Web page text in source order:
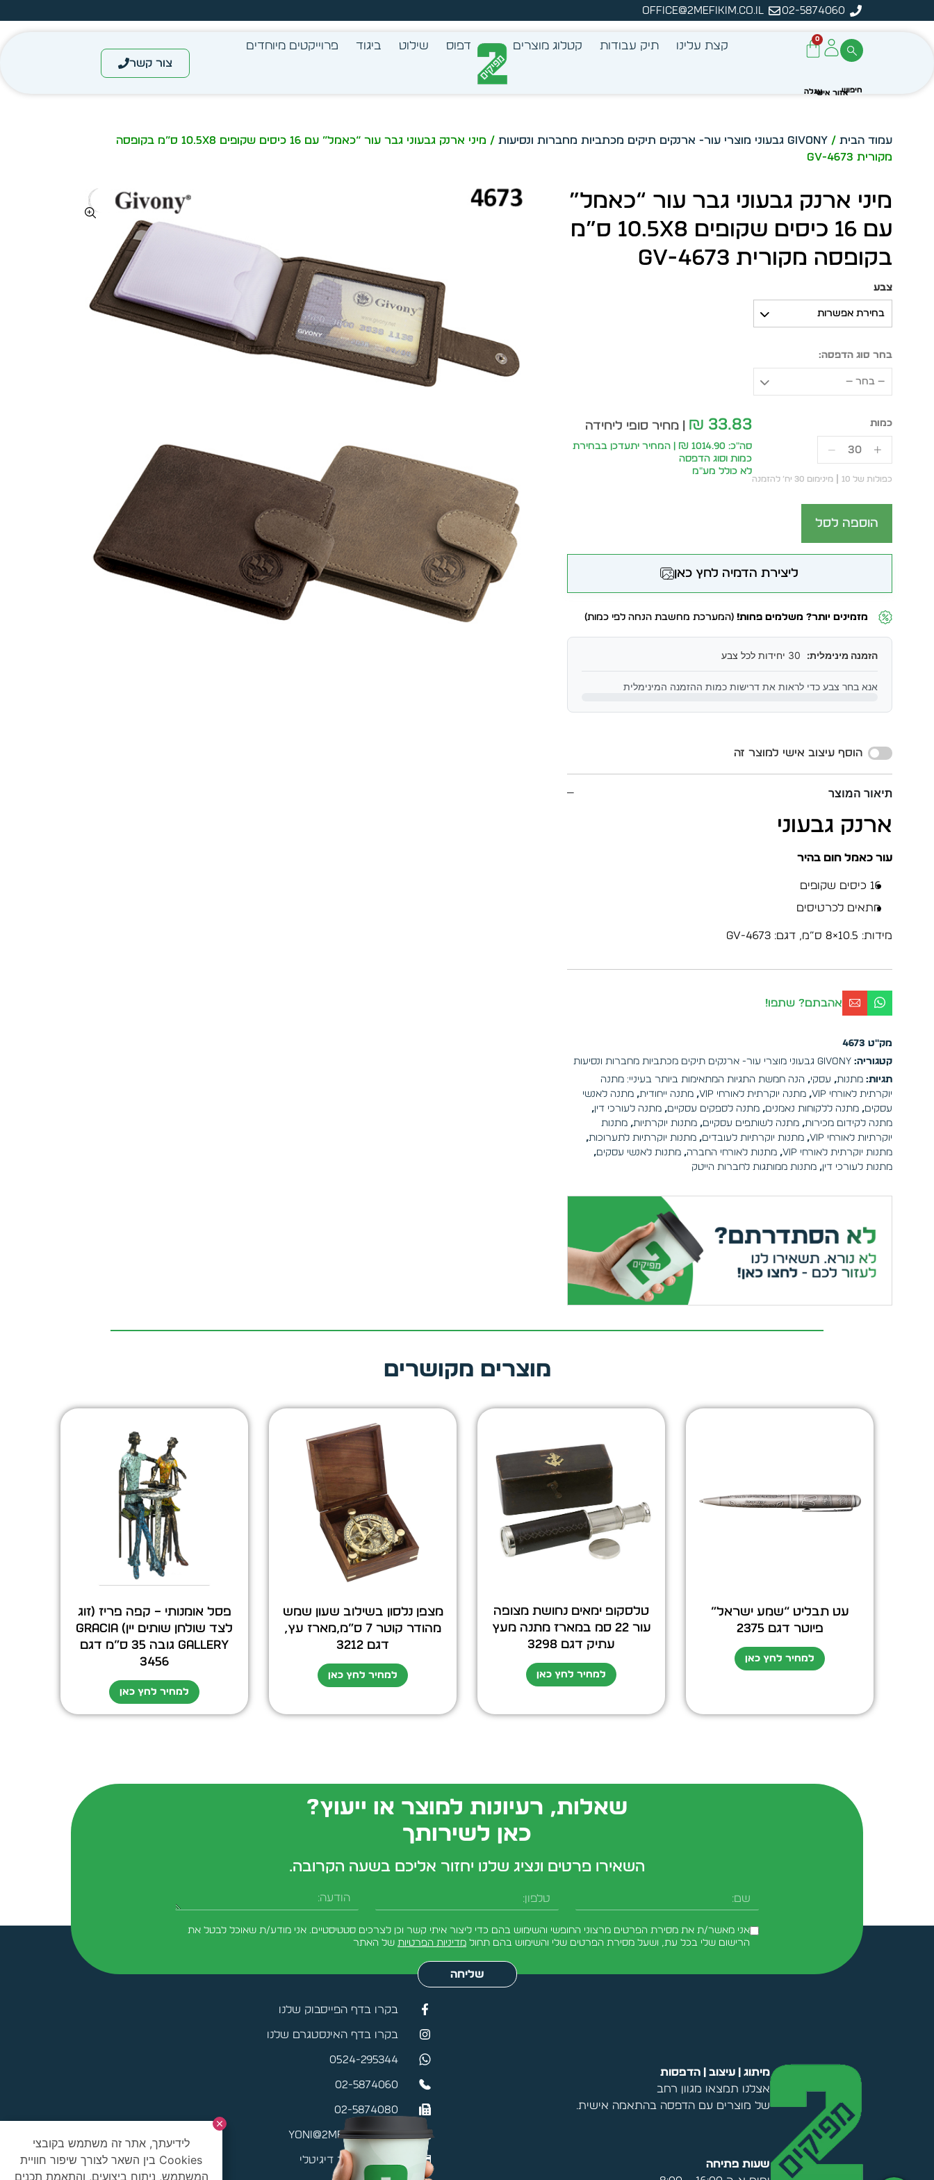
02-5874060
office@2mefikim.co.il
מיידית מתוך מלאי קיים
עצב בעצמך - הכן הדמייה לכל פריט בקלות מחיר מיידי- מותאם לפי כמות
0
קצת עלינו תיק עבודות קטלוג מוצרים דפוס שילוט ביגוד פרוייקטים מיוחדים
צור קשר
עמוד הבית /Givony גבעוני מוצרי עור- ארנקים תיקים מכתביות מחברות ונסיעות
/ מיני ארנק גבעוני גבר עור “כאמל” עם 16 כיסים שקופים 10.5X8 ס”מ בקופסה
מקורית GV-4673
מיני ארנק גבעוני גבר עור “כאמל”
עם 16 כיסים שקופים 10.5X8 ס”מ
בקופסה מקורית GV-4673
צבע
בחירת אפשרות
בחר סוג הדפסה:
— בחר —
כפולות של 10 מינימום 30 יח׳ להזמנה
₪ 33.83 | מחיר סופי ליחידה
סה״כ: 1014.90 ₪ | המחיר יתעדכן בבחירת
כמות וסוג הדפסה
לא כולל מע״מ
הוספה לסל
ליצירת הדמיה לחץ כאן
מזמינים יותר? משלמים פחות! (המערכת מחשבת הנחה לפי כמות)
הזמנה מינימלית:
אנא בחר צבע כדי לראות את דרישות כמות ההזמנה המינימלית
הוסף עיצוב אישי למוצר זה
תיאור המוצר
ארנק גבעוני
עור כאמל חום בהיר
16 כיסים שקופים
מתאים לכרטיסים
מידות: 10.5×8 ס”מ, דגם: GV-4673
אהבתם? שתפו!
מק"ט 4673
קטגוריה:Givony גבעוני מוצרי עור- ארנקים תיקים מכתביות מחברות ונסיעות
תגיות: מתנות, עסקי,הנה חמשת התגיות המתאימות ביותר בעיניי: מתנה
יוקרתית לאורחי VIP
,מתנה יוקרתית לאורחי VIP ,מתנה ייחודית,מתנה לאנשי
עסקים,מתנה ללקוחות נאמנים,מתנה לספקים עסקיים,מתנה לעורכי דין,
מתנה לקידום מכירות,מתנה לשותפים עסקיים,מתנות יוקרתיות,מתנות
יוקרתיות לאורחי VIP
,מתנות יוקרתיות לעובדים,מתנות יוקרתיות לתערוכות,
מתנות יוקרתית לאורחי VIP
,מתנות לאורחי החברה,מתנות לאנשי עסקים,
מתנות לעורכי דין,מתנות ממותגות לחברות הייטק
מוצרים מקושרים
עט תבליט “שמע ישראל”
פיוטר דגם 2375
למחיר לחץ כאן
טלסקופ ימאים נחושת מצופה
עור 22 סמ במארז מתנה מעץ
עתיק דגם 3298
למחיר לחץ כאן
מצפן נלסון בשילוב שעון שמש
מהודר קוטר 7 ס”מ,מארז עץ,
דגם 3212
למחיר לחץ כאן
פסל אומנותי – קפה פריז (זוג
לצד שולחן שותים יין) GRACIA
GALLERY גובה 35 ס”מ דגם
3456
למחיר לחץ כאן
שאלות, רעיונות למוצר או ייעוץ?
כאן לשירותך
השאירו פרטים ונציג שלנו יחזור אליכם בשעה הקרובה.
שם טלפון הודעה
אני מאשר/ת את מסירת הפרטים מרצוני החופשי והשימוש בהם כדי ליצור איתי קשר וכן לצרכים סטטיסטיים. אני מודע/ת שאוכל לבטל את
הרישום שלי בכל עת, ושעל מסירת הפרטים שלי והשימוש בהם תחול מדיניות הפרטיות של האתר
שליחה
מיתוג | עיצוב | הדפסות
אצלנו תמצאו מגוון רחב
של מוצרים עם הדפסה בהתאמה אישית.
שעות פתיחה
בקרו בדף הפייסבוק שלנו
בקרו בדף האינסטגרם שלנו
0524-295344
02-5874060
02-5874080
yoni@2mefikim.co.il
כרטיס ביקור דיגיטלי
לידיעתך, אתר זה משתמש בקובצי
Cookies בין השאר לצורך שיפור חוויית
המשתמש, ניתוח ביצועים, והתאמת תכנים